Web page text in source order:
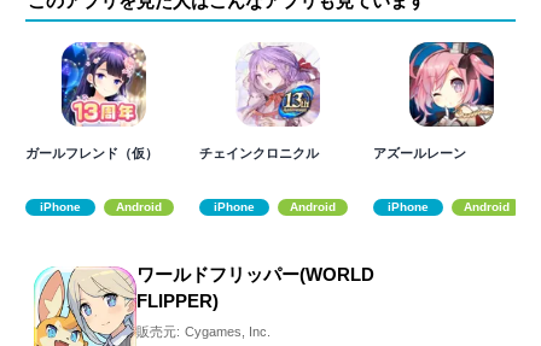
ガールフレンド（仮）
iPhone Android
チェインクロニクル
iPhone Android
アズールレーン
iPhone Android
ワールドフリッパー(WORLD
FLIPPER)
販売元: Cygames, Inc.